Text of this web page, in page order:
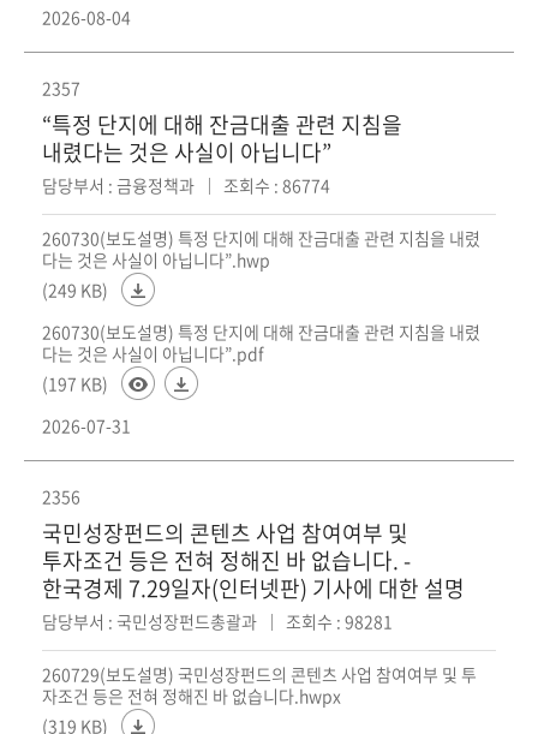
2026-08-04
2357
“특정 단지에 대해 잔금대출 관련 지침을
내렸다는 것은 사실이 아닙니다”
담당부서 : 금융정책과 조회수 : 86774
260730(보도설명) 특정 단지에 대해 잔금대출 관련 지침을 내렸
다는 것은 사실이 아닙니다”.hwp
(249 KB)
260730(보도설명) 특정 단지에 대해 잔금대출 관련 지침을 내렸
다는 것은 사실이 아닙니다”.pdf
(197 KB)
2026-07-31
2356
국민성장펀드의 콘텐츠 사업 참여여부 및
투자조건 등은 전혀 정해진 바 없습니다. -
한국경제 7.29일자(인터넷판) 기사에 대한 설명
담당부서 : 국민성장펀드총괄과 조회수 : 98281
260729(보도설명) 국민성장펀드의 콘텐츠 사업 참여여부 및 투
자조건 등은 전혀 정해진 바 없습니다.hwpx
(319 KB)